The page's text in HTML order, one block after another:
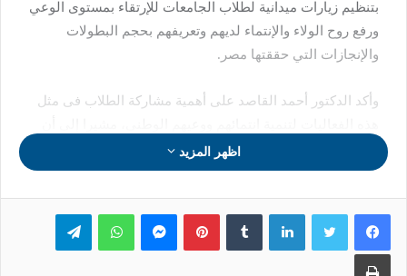
بتنظيم زيارات ميدانية لطلاب الجامعات للإرتقاء بمستوى الوعي
ورفع روح الولاء والإنتماء لديهم وتعريفهم بحجم البطولات
والإنجازات التي حققتها مصر.
وأكد الدكتور أحمد القاصد على أهمية مشاركة الطلاب فى مثل
هذه الزيارات تسهم فى بناء الوعى وتعزيز الولاء للوطن ،مشيدًا
بحرص الطلاب على المشاركة في الزيارات التي تنظمها
الجامعة بالتعاون مع الجهات المعنية لمعرفة إنجازات وطنهم
وتاريخه المشرف ليكونوا داعمين لوطنهم ومشاركين في
مسيرة البناء والتنمية، مؤكدا على إستمرار الجامعة في تنفيذ
خطط الأنشطة والزيارات طوال العام الدراسي.
اظهر المزيد
لينكدإن بينتيريستماسنجر واتساب تيلقرام
طباعة